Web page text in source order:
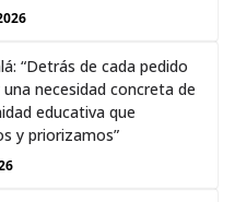
“Detrás de cada pedido
una necesidad concreta de
educativa que
y priorizamos”